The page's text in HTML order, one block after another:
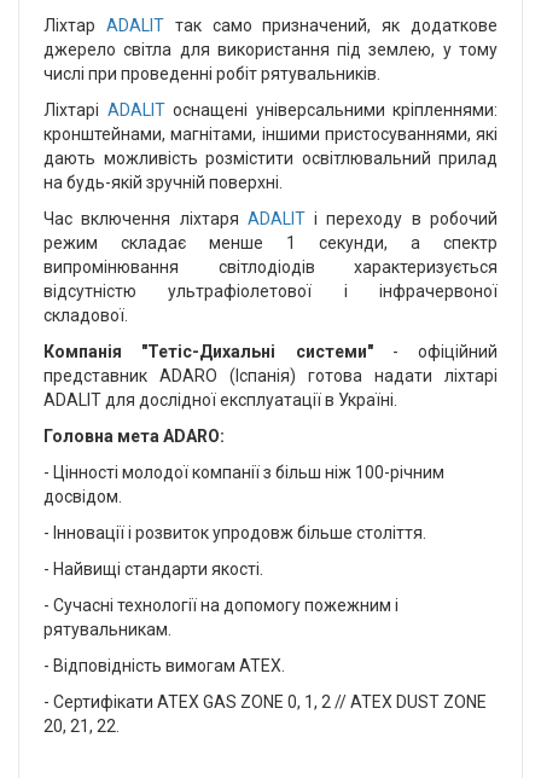
Ліхтар ADALITтак само призначений, як додаткове
джерело світла для використання під землею, у тому
числі при проведенні робіт рятувальників.
Ліхтарі ADALITоснащені універсальними кріпленнями:
кронштейнами, магнітами, іншими пристосуваннями, які
дають можливість розмістити освітлювальний прилад
на будь-якій зручній поверхні.
Час включення ліхтаря ADALITі переходу в робочий
режим складає менше 1 секунди, а спектр
випромінювання світлодіодів характеризується
відсутністю ультрафіолетової і інфрачервоної
складової.
Компанія "Тетіс-Дихальні системи"- офіційний
представник ADARO (Іспанія) готова надати ліхтарі
ADALIT для дослідної експлуатації в Україні.
Головна мета ADARO:
- Цінності молодої компанії з більш ніж 100-річним
досвідом.
- Інновації і розвиток упродовж більше століття.
- Найвищі стандарти якості.
- Сучасні технології на допомогу пожежним і
рятувальникам.
- Відповідність вимогам ATEX.
- Сертифікати ATEX GAS ZONE 0, 1, 2 // ATEX DUST ZONE
20, 21, 22.